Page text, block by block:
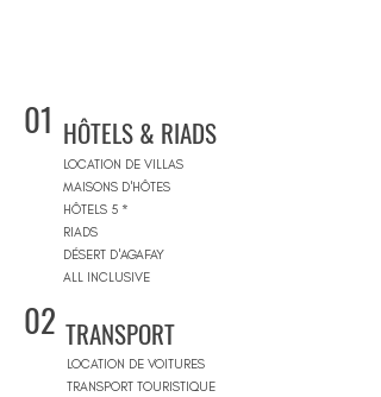
01 HÔTELS & RIADS
LOCATION DE VILLAS
MAISONS D'HÔTES
HÔTELS 5 *
RIADS
DÉSERT D'AGAFAY
ALL INCLUSIVE
02 TRANSPORT
LOCATION DE VOITURES
TRANSPORT TOURISTIQUE